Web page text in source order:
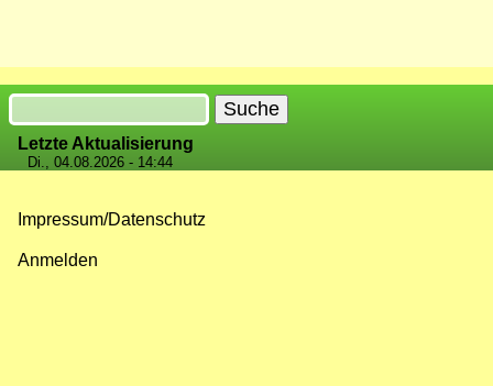
Suche
Letzte Aktualisierung
Di., 04.08.2026 - 14:44
Impressum/Datenschutz
Anmelden